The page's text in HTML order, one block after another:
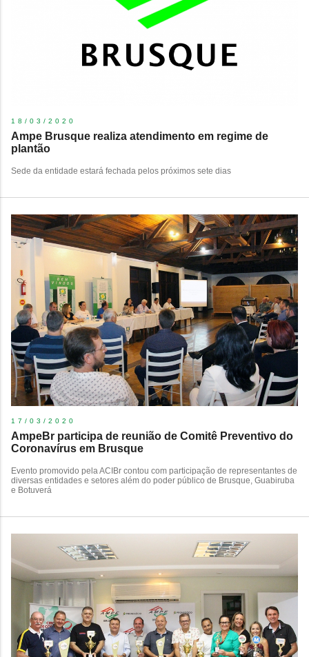
18/03/2020
Ampe Brusque realiza atendimento em regime de
plantão
Sede da entidade estará fechada pelos próximos sete dias
17/03/2020
​AmpeBr participa de reunião de Comitê Preventivo do
Coronavírus em Brusque
​Evento promovido pela ACIBr contou com participação de representantes de
diversas entidades e setores além do poder público de Brusque, Guabiruba
e Botuverá